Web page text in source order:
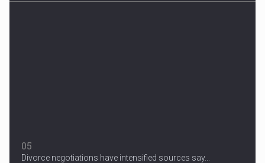
05
Divorce negotiations have intensified sources say...